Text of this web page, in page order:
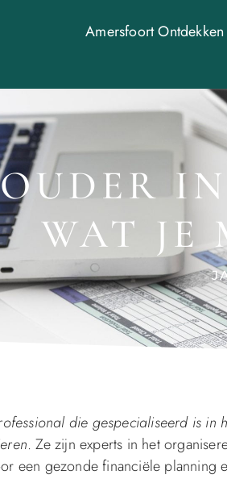
Amersfoort Ontdekken
WAT JE
die gespecialiseerd is in
. Ze zijn experts in het
een gezonde financiële planning